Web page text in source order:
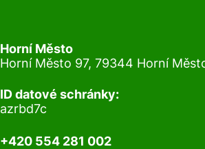
Horní Město
Horní Město 97, 79344 Horní
ID datové schránky:
azrbd7c
+420 554 281 002